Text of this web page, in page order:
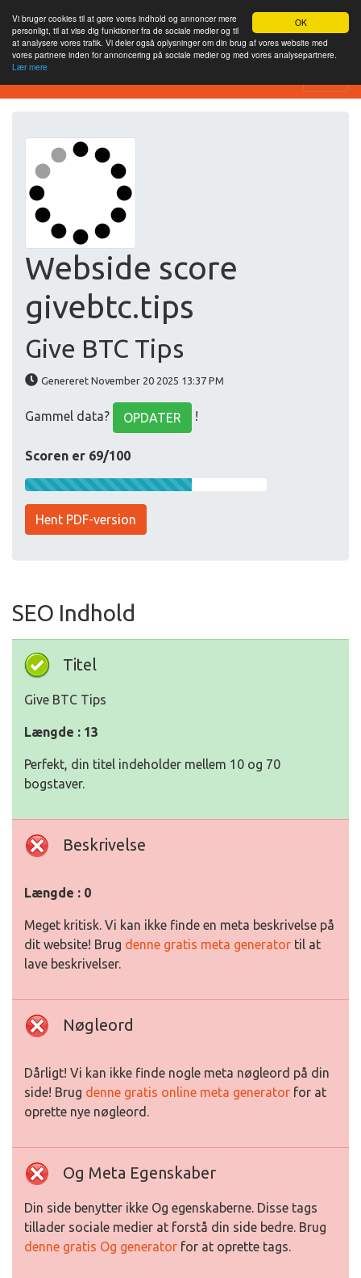
OK
Vi bruger cookies til at gøre vores indhold og annoncer mere
personligt, til at vise dig funktioner fra de sociale medier og til
at analysere vores trafik. Vi deler også oplysninger om din brug af vores website med
vores partnere inden for annoncering på sociale medier og med vores analysepartnere.
Lær mere
Free SEO Testing Tool
Webside score
givebtc.tips
Give BTC Tips
Genereret November 20 2025 13:37 PM
Gammel data? OPDATER !
Scoren er 69/100
Hent PDF-version
SEO Indhold
Titel
Give BTC Tips
Længde : 13
Perfekt, din titel indeholder mellem 10 og 70
bogstaver.
Beskrivelse
Længde : 0
Meget kritisk. Vi kan ikke finde en meta beskrivelse på
dit website! Brug denne gratis meta generator til at
lave beskrivelser.
Nøgleord
Dårligt! Vi kan ikke finde nogle meta nøgleord på din
side! Brug denne gratis online meta generator for at
oprette nye nøgleord.
Og Meta Egenskaber
Din side benytter ikke Og egenskaberne. Disse tags
tillader sociale medier at forstå din side bedre. Brug
denne gratis Og generator for at oprette tags.